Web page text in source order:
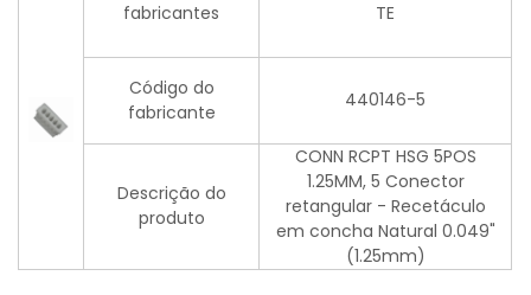
fabricantes TE
Código do
fabricante
440146-5
Descrição do
produto
CONN RCPT HSG 5POS
1.25MM, 5 Conector
retangular - Recetáculo
em concha Natural 0.049"
(1.25mm)